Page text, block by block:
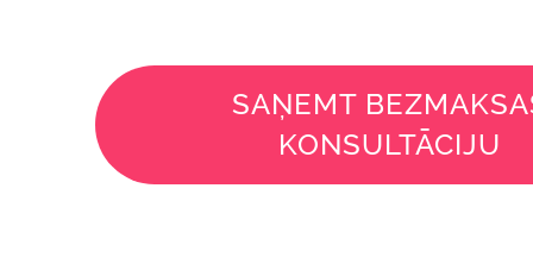
SAŅEMT
KONSULTĀCIJU